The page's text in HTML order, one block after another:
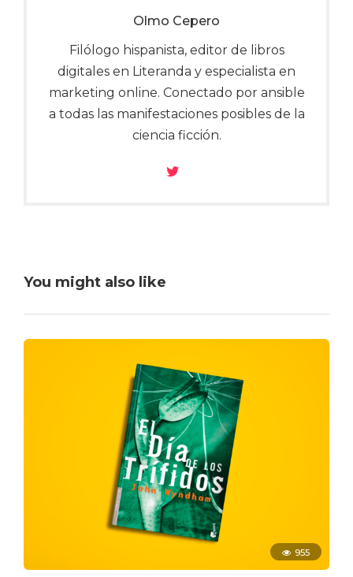
Olmo Cepero
Filólogo hispanista, editor de libros
digitales en Literanda y especialista en
marketing online. Conectado por ansible
a todas las manifestaciones posibles de la
ciencia ficción.
You might also like
955